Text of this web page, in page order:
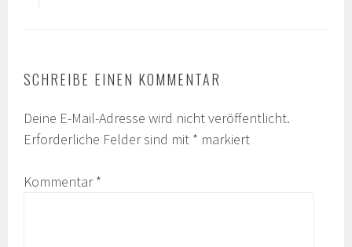
SCHREIBE EINEN KOMMENTAR
Deine E-Mail-Adresse wird nicht veröffentlicht.
Erforderliche Felder sind mit * markiert
Kommentar*